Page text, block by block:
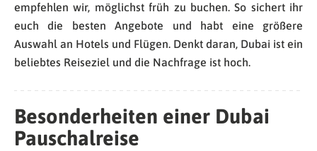
empfehlen wir, möglichst früh zu buchen. So sichert ihr
euch die besten Angebote und habt eine größere
Auswahl an Hotels und Flügen. Denkt daran, Dubai ist ein
beliebtes Reiseziel und die Nachfrage ist hoch.
Besonderheiten einer Dubai
Pauschalreise